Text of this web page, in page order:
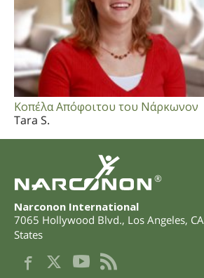
Κοπέλα Απόφοιτου του Νάρκωνον
Tara S.
®
Narconon International
7065 Hollywood Blvd., Los Angeles, CA
States